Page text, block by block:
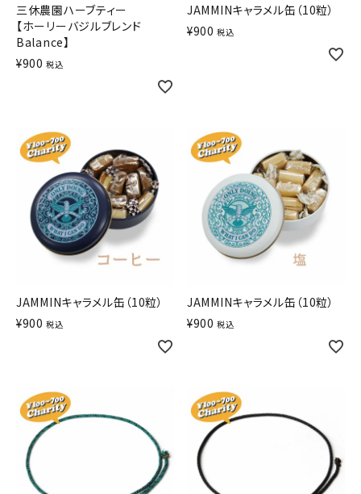
三休農園ハーブティー
【ホーリーバジルブレンド
Balance】
¥900 税込
JAMMINキャラメル缶（10粒）
¥900 税込
JAMMINキャラメル缶（10粒）
¥900 税込
JAMMINキャラメル缶（10粒）
¥900 税込